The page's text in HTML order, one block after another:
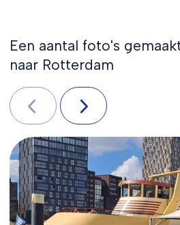
Een aantal foto's
naar Rotterdam